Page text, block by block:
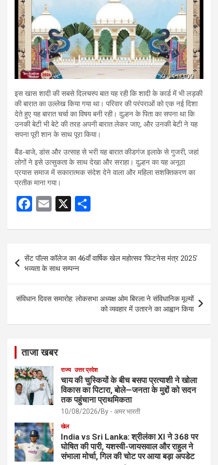
इस खास शादी की सबसे दिलचस्प बात यह रही कि शादी के कार्ड में भी लड़की
की बारात का उल्लेख किया गया था। परिवार की परंपराओं को एक नई दिशा
देते हुए यह बारात चर्चा का विषय बनी रही। दुल्हन के पिता का सपना था कि
उनकी बेटी भी बेटे की तरह अपनी बारात लेकर जाए, और उनकी बेटी ने यह
सपना पूरी शान के साथ पूरा किया।
बैंड-बाजे, डांस और उत्साह से भरी यह बारात कीडगंज इलाके से गुजरी, जहां
लोगों ने इसे उत्सुकता के साथ देखा और सराहा। दुल्हन का यह अनूठा
प्रयास समाज में सकारात्मक संदेश देने वाला और महिला सशक्तिकरण का
प्रतीक माना गया।
F
ce
b
o
o
k
E
ail
X
ar
e
Post
navigation
सेंट पॉल्स कॉलेज का 46वाँ वार्षिक खेल महोत्सव ‘फिटनेस मंत्र 2025’
भव्यता के साथ सम्पन्न
संविधान दिवस समारोह: लोकसभा अध्यक्ष ओम बिरला ने संविधानिक मूल्यों
को व्यवहार में उतारने का आह्वान किया
ताजा खबर
राज्य उत्तर प्रदेश
चाय की चुस्कियों के बीच बसपा प्रत्याशी ने खोला
विकास का पिटारा, बोले—जनता के मुद्दों को सदन
तक पहुंचाना प्राथमिकता
10/08/2026 By - अमर भारती
खेल
India vs Sri Lanka: श्रीलंका XI ने 368 पर
घोषित की पारी, यशस्वी-जायसवाल और राहुल ने
संभाला मोर्चा, गिल की चोट पर आया बड़ा अपडेट